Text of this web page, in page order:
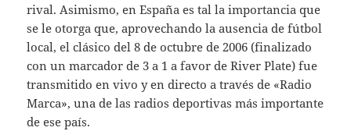
rival. Asimismo, en España es tal la importancia que
se le otorga que, aprovechando la ausencia de fútbol
local, el clásico del 8 de octubre de 2006 (finalizado
con un marcador de 3 a 1 a favor de River Plate) fue
transmitido en vivo y en directo a través de «Radio
Marca», una de las radios deportivas más importante
de ese país.